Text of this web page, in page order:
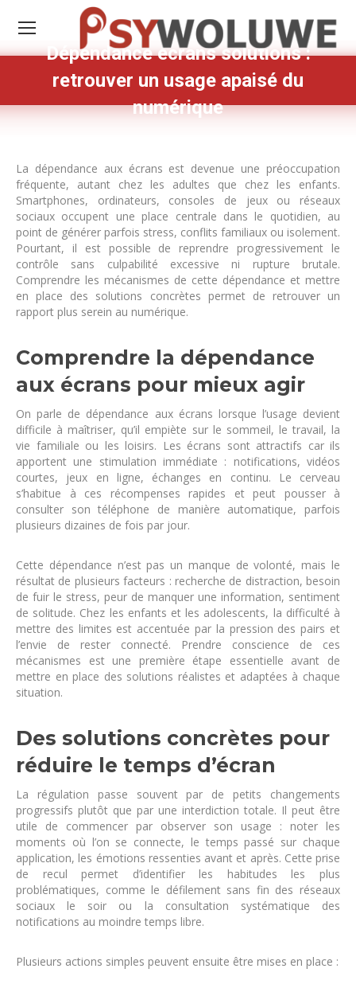
Dépendance écrans solutions :
retrouver un usage apaisé du
numérique
La dépendance aux écrans est devenue une préoccupation
fréquente, autant chez les adultes que chez les enfants.
Smartphones, ordinateurs, consoles de jeux ou réseaux
sociaux occupent une place centrale dans le quotidien, au
point de générer parfois stress, conflits familiaux ou isolement.
Pourtant, il est possible de reprendre progressivement le
contrôle sans culpabilité excessive ni rupture brutale.
Comprendre les mécanismes de cette dépendance et mettre
en place des solutions concrètes permet de retrouver un
rapport plus serein au numérique.
Comprendre la dépendance
aux écrans pour mieux agir
On parle de dépendance aux écrans lorsque l’usage devient
difficile à maîtriser, qu’il empiète sur le sommeil, le travail, la
vie familiale ou les loisirs. Les écrans sont attractifs car ils
apportent une stimulation immédiate : notifications, vidéos
courtes, jeux en ligne, échanges en continu. Le cerveau
s’habitue à ces récompenses rapides et peut pousser à
consulter son téléphone de manière automatique, parfois
plusieurs dizaines de fois par jour.
Cette dépendance n’est pas un manque de volonté, mais le
résultat de plusieurs facteurs : recherche de distraction, besoin
de fuir le stress, peur de manquer une information, sentiment
de solitude. Chez les enfants et les adolescents, la difficulté à
mettre des limites est accentuée par la pression des pairs et
l’envie de rester connecté. Prendre conscience de ces
mécanismes est une première étape essentielle avant de
mettre en place des solutions réalistes et adaptées à chaque
situation.
Des solutions concrètes pour
réduire le temps d’écran
La régulation passe souvent par de petits changements
progressifs plutôt que par une interdiction totale. Il peut être
utile de commencer par observer son usage : noter les
moments où l’on se connecte, le temps passé sur chaque
application, les émotions ressenties avant et après. Cette prise
de recul permet d’identifier les habitudes les plus
problématiques, comme le défilement sans fin des réseaux
sociaux le soir ou la consultation systématique des
notifications au moindre temps libre.
Plusieurs actions simples peuvent ensuite être mises en place :